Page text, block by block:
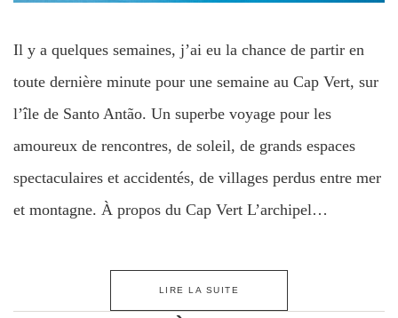
Il y a quelques semaines, j’ai eu la chance de partir en
toute dernière minute pour une semaine au Cap Vert, sur
l’île de Santo Antão. Un superbe voyage pour les
amoureux de rencontres, de soleil, de grands espaces
spectaculaires et accidentés, de villages perdus entre mer
et montagne. À propos du Cap Vert L’archipel…
LIRE LA SUITE